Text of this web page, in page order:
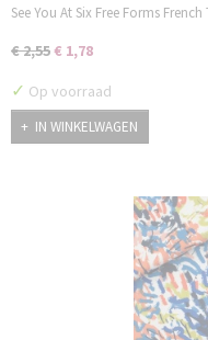
See You At Six Free Forms
€ 2,55€ 1,78
✓ Op voorraad
IN WINKELWAGEN